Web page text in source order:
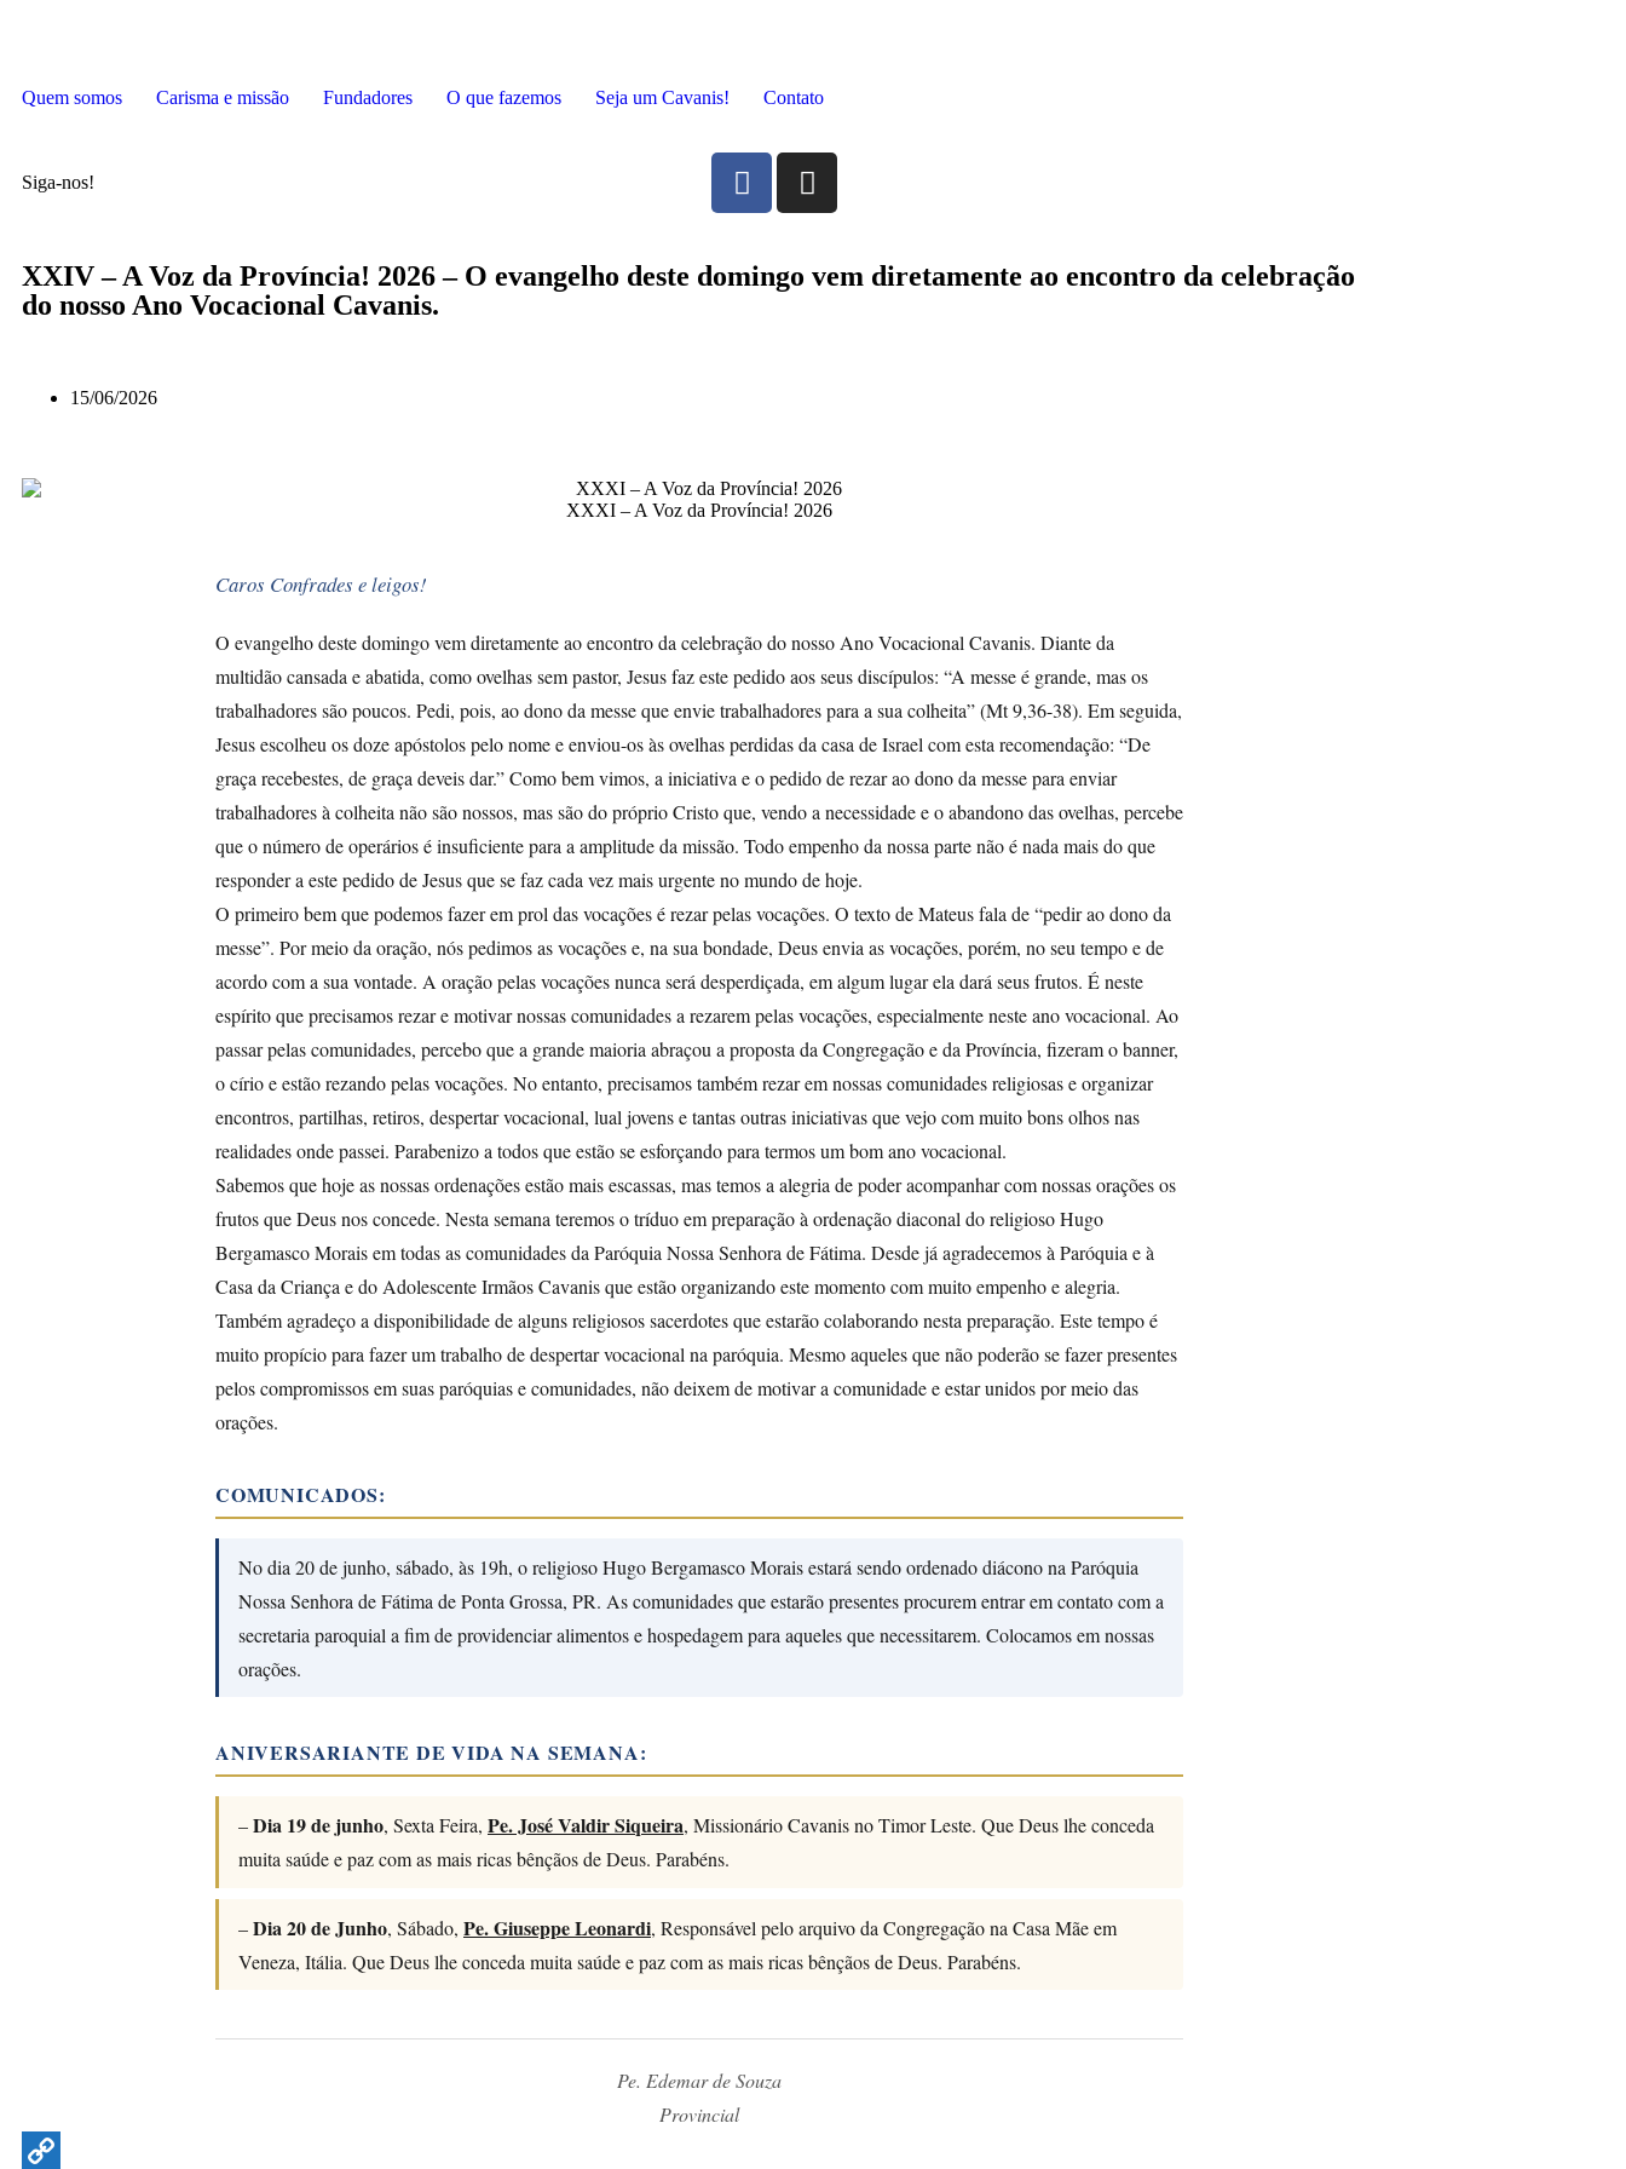
Quem somos Carisma e missão Fundadores O que fazemos Seja um Cavanis! Contato
Siga-nos!
XXIV – A Voz da Província! 2026 – O evangelho deste domingo vem diretamente ao encontro da celebração
do nosso Ano Vocacional Cavanis.
15/06/2026
XXXI – A Voz da Província! 2026
Caros Confrades e leigos!
O evangelho deste domingo vem diretamente ao encontro da celebração do nosso Ano Vocacional Cavanis. Diante da
multidão cansada e abatida, como ovelhas sem pastor, Jesus faz este pedido aos seus discípulos: “A messe é grande, mas os
trabalhadores são poucos. Pedi, pois, ao dono da messe que envie trabalhadores para a sua colheita” (Mt 9,36-38). Em seguida,
Jesus escolheu os doze apóstolos pelo nome e enviou-os às ovelhas perdidas da casa de Israel com esta recomendação: “De
graça recebestes, de graça deveis dar.” Como bem vimos, a iniciativa e o pedido de rezar ao dono da messe para enviar
trabalhadores à colheita não são nossos, mas são do próprio Cristo que, vendo a necessidade e o abandono das ovelhas, percebe
que o número de operários é insuficiente para a amplitude da missão. Todo empenho da nossa parte não é nada mais do que
responder a este pedido de Jesus que se faz cada vez mais urgente no mundo de hoje.
O primeiro bem que podemos fazer em prol das vocações é rezar pelas vocações. O texto de Mateus fala de “pedir ao dono da
messe”. Por meio da oração, nós pedimos as vocações e, na sua bondade, Deus envia as vocações, porém, no seu tempo e de
acordo com a sua vontade. A oração pelas vocações nunca será desperdiçada, em algum lugar ela dará seus frutos. É neste
espírito que precisamos rezar e motivar nossas comunidades a rezarem pelas vocações, especialmente neste ano vocacional. Ao
passar pelas comunidades, percebo que a grande maioria abraçou a proposta da Congregação e da Província, fizeram o banner,
o círio e estão rezando pelas vocações. No entanto, precisamos também rezar em nossas comunidades religiosas e organizar
encontros, partilhas, retiros, despertar vocacional, lual jovens e tantas outras iniciativas que vejo com muito bons olhos nas
realidades onde passei. Parabenizo a todos que estão se esforçando para termos um bom ano vocacional.
Sabemos que hoje as nossas ordenações estão mais escassas, mas temos a alegria de poder acompanhar com nossas orações os
frutos que Deus nos concede. Nesta semana teremos o tríduo em preparação à ordenação diaconal do religioso Hugo
Bergamasco Morais em todas as comunidades da Paróquia Nossa Senhora de Fátima. Desde já agradecemos à Paróquia e à
Casa da Criança e do Adolescente Irmãos Cavanis que estão organizando este momento com muito empenho e alegria.
Também agradeço a disponibilidade de alguns religiosos sacerdotes que estarão colaborando nesta preparação. Este tempo é
muito propício para fazer um trabalho de despertar vocacional na paróquia. Mesmo aqueles que não poderão se fazer presentes
pelos compromissos em suas paróquias e comunidades, não deixem de motivar a comunidade e estar unidos por meio das
orações.
COMUNICADOS:
No dia 20 de junho, sábado, às 19h, o religioso Hugo Bergamasco Morais estará sendo ordenado diácono na Paróquia
Nossa Senhora de Fátima de Ponta Grossa, PR. As comunidades que estarão presentes procurem entrar em contato com a
secretaria paroquial a fim de providenciar alimentos e hospedagem para aqueles que necessitarem. Colocamos em nossas
orações.
ANIVERSARIANTE DE VIDA NA SEMANA:
–Dia 19 de junho, Sexta Feira, Pe. José Valdir Siqueira, Missionário Cavanis no Timor Leste. Que Deus lhe conceda
muita saúde e paz com as mais ricas bênçãos de Deus. Parabéns.
–Dia 20 de Junho, Sábado, Pe. Giuseppe Leonardi, Responsável pelo arquivo da Congregação na Casa Mãe em
Veneza, Itália. Que Deus lhe conceda muita saúde e paz com as mais ricas bênçãos de Deus. Parabéns.
Pe. Edemar de Souza
Provincial